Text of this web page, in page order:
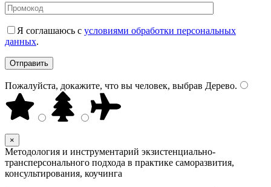
Я соглашаюсь с условиями обработки персональных
данных.
Пожалуйста, докажите, что вы человек, выбрав Дерево.
×
Методология и инструментарий экзистенциально-
трансперсонального подхода в практике саморазвития,
консультирования, коучинга